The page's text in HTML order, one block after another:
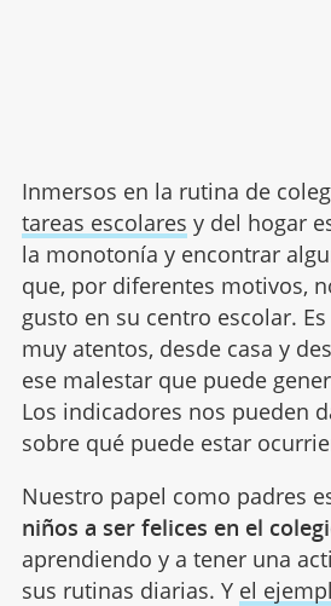
Inmersos en la rutina de
tareas escolares y del hogar
la monotonía y encontrar
que, por diferentes motivos,
gusto en su centro escolar.
muy atentos, desde casa y
ese malestar que puede
Los indicadores nos pueden
sobre qué puede estar
Nuestro papel como padres
niños a ser felices en el
aprendiendo y a tener una
sus rutinas diarias. Y el